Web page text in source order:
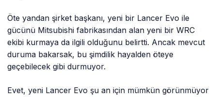
Öte yandan şirket başkanı, yeni bir Lancer Evo ile
gücünü Mitsubishi fabrikasından alan yeni bir WRC
ekibi kurmaya da ilgili olduğunu belirtti. Ancak mevcut
duruma bakarsak, bu şimdilik hayalden öteye
geçebilecek gibi durmuyor.
Evet, yeni Lancer Evo şu an için mümkün görünmüyor